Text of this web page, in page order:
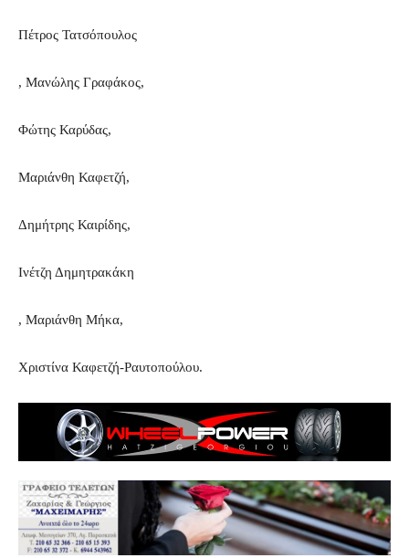
Πέτρος Τατσόπουλος
, Μανώλης Γραφάκος,
Φώτης Καρύδας,
Μαριάνθη Καφετζή,
Δημήτρης Καιρίδης,
Ινέτζη Δημητρακάκη
, Μαριάνθη Μήκα,
Χριστίνα Καφετζή-Ραυτοπούλου.